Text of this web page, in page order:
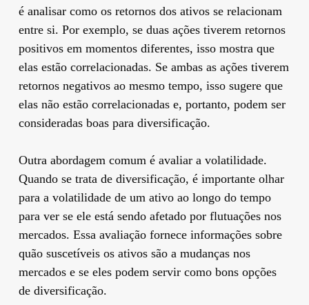
é analisar como os retornos dos ativos se relacionam
entre si. Por exemplo, se duas ações tiverem retornos
positivos em momentos diferentes, isso mostra que
elas estão correlacionadas. Se ambas as ações tiverem
retornos negativos ao mesmo tempo, isso sugere que
elas não estão correlacionadas e, portanto, podem ser
consideradas boas para diversificação.
Outra abordagem comum é avaliar a volatilidade.
Quando se trata de diversificação, é importante olhar
para a volatilidade de um ativo ao longo do tempo
para ver se ele está sendo afetado por flutuações nos
mercados. Essa avaliação fornece informações sobre
quão suscetíveis os ativos são a mudanças nos
mercados e se eles podem servir como bons opções
de diversificação.